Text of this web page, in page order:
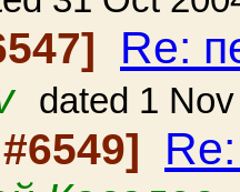
Re:
dated 1